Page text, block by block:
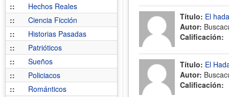
::
Hechos Reales
::
Ciencia Ficción
::
Historias Pasadas
::
Patrióticos
::
Sueños
::
Policiacos
::
Románticos
Título: El
Autor:
Calificación:
Título: El
Autor:
Calificación: